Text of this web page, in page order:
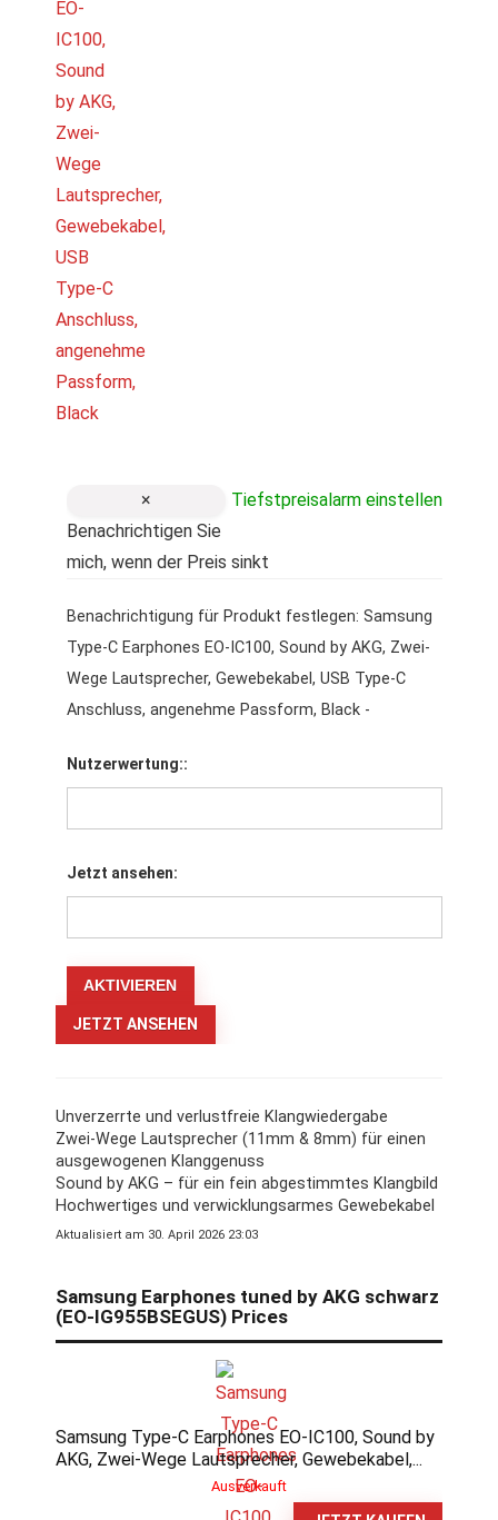
Tiefstpreisalarm einstellen
×
Benachrichtigen Sie
mich, wenn der Preis sinkt
Benachrichtigung für Produkt festlegen: Samsung
Type-C Earphones EO-IC100, Sound by AKG, Zwei-
Wege Lautsprecher, Gewebekabel, USB Type-C
Anschluss, angenehme Passform, Black -
Nutzerwertung::
Jetzt ansehen:
JETZT ANSEHEN
Unverzerrte und verlustfreie Klangwiedergabe
Zwei-Wege Lautsprecher (11mm & 8mm) für einen
ausgewogenen Klanggenuss
Sound by AKG – für ein fein abgestimmtes Klangbild
Hochwertiges und verwicklungsarmes Gewebekabel
Aktualisiert am 30. April 2026 23:03
Samsung Earphones tuned by AKG schwarz
(EO-IG955BSEGUS) Prices
Samsung Type-C Earphones EO-IC100, Sound by
AKG, Zwei-Wege Lautsprecher, Gewebekabel,...
Ausverkauft